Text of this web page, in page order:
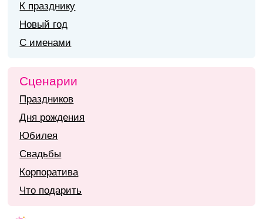
К празднику
Новый год
С именами
Сценарии
Праздников
Дня рождения
Юбилея
Свадьбы
Корпоратива
Что подарить